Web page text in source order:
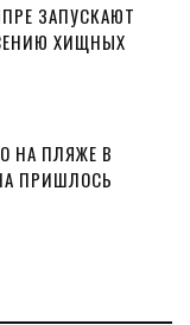
ЗАПУСКАЮТ
ХИЩНЫХ
НА ПЛЯЖЕ В
ПРИШЛОСЬ